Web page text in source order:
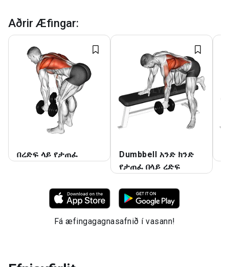
Aðrir Æfingar:
በረድፍ ላይ የታጠፈ
Dumbbell አንድ ክንድ
የታጠፈ በላይ ረድፍ
Fá æfingagagnasafnið í vasann!